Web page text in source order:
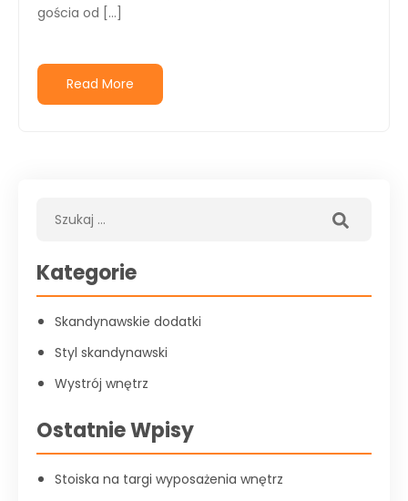
gościa od […]
Read More
Kategorie
Skandynawskie dodatki
Styl skandynawski
Wystrój wnętrz
Ostatnie Wpisy
Stoiska na targi wyposażenia wnętrz